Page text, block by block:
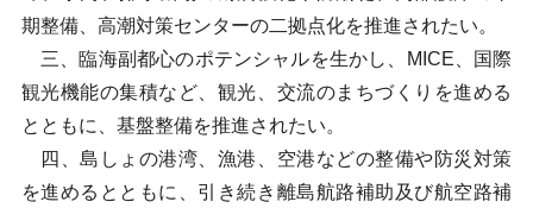
期整備、高潮対策センターの二拠点化を推進されたい。
三、臨海副都心のポテンシャルを生かし、MICE、国際
観光機能の集積など、観光、交流のまちづくりを進める
とともに、基盤整備を推進されたい。
四、島しょの港湾、漁港、空港などの整備や防災対策
を進めるとともに、引き続き離島航路補助及び航空路補